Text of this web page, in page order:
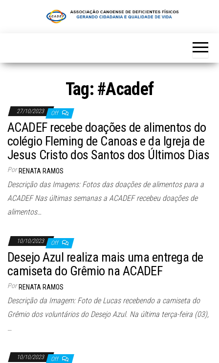
Tag: #Acadef
27/10/2023 Off
ACADEF recebe doações de alimentos do
colégio Fleming de Canoas e da Igreja de
Jesus Cristo dos Santos dos Últimos Dias
Por RENATA RAMOS
Descrição das Imagens: Fotos das doações de alimentos para a
ACADEF Nas últimas semanas a ACADEF recebeu doações de
alimentos…
10/10/2023 Off
Desejo Azul realiza mais uma entrega de
camiseta do Grêmio na ACADEF
Por RENATA RAMOS
Descrição da Imagem: Foto de Lucas recebendo a camiseta do
Grêmio dos voluntários do Desejo Azul. Na última terça-feira (03),
…
10/10/2023 Off